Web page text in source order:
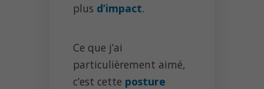
plus d’impact.
Ce que j’ai
particulièrement aimé,
c’est cette posture